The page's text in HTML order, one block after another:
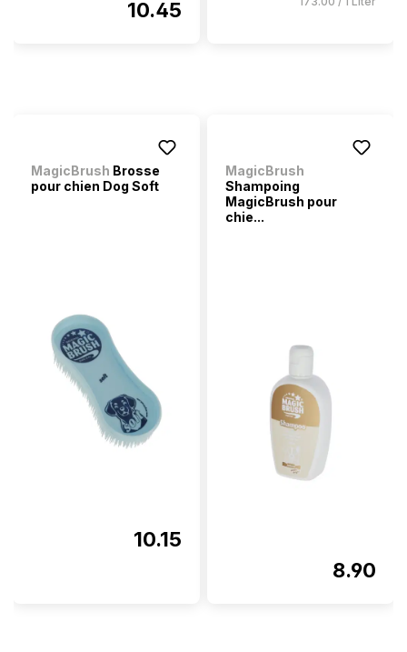
10.45
MagicBrush Brosse
pour chien Dog Soft
10.15
MagicBrush
Shampoing
MagicBrush pour
chie...
8.90